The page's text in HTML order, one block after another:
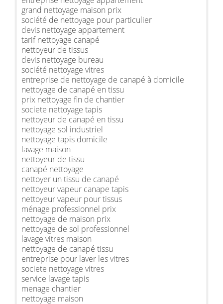
grand nettoyage maison prix
société de nettoyage pour particulier
devis nettoyage appartement
tarif nettoyage canapé
nettoyeur de tissus
devis nettoyage bureau
société nettoyage vitres
entreprise de nettoyage de canapé à domicile
nettoyage de canapé en tissu
prix nettoyage fin de chantier
societe nettoyage tapis
nettoyeur de canapé en tissu
nettoyage sol industriel
nettoyage tapis domicile
lavage maison
nettoyeur de tissu
canapé nettoyage
nettoyer un tissu de canapé
nettoyeur vapeur canape tapis
nettoyeur vapeur pour tissus
ménage professionnel prix
nettoyage de maison prix
nettoyage de sol professionnel
lavage vitres maison
nettoyage de canapé tissu
entreprise pour laver les vitres
societe nettoyage vitres
service lavage tapis
menage chantier
nettoyage maison